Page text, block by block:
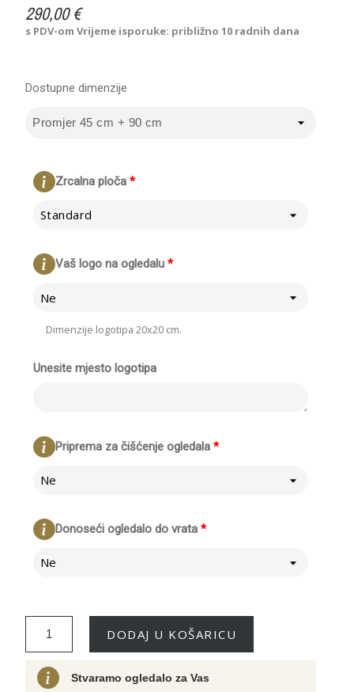
290,00 €
s PDV-omVrijeme isporuke: približno 10 radnih dana
*
Zrcalna ploča
Standard
*
Vaš logo na ogledalu
Ne
Dimenzije logotipa 20x20 cm.
Unesite mjesto logotipa
*
Priprema za čišćenje ogledala
Ne
*
Donoseći ogledalo do vrata
Ne
Dostupne dimenzije
DODAJ U KOŠARICU
Stvaramo ogledalo za Vas